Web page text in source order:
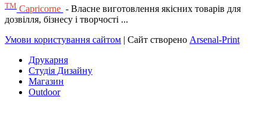
ТМ Capricorne - Власне виготовлення якісних товарів для
дозвілля, бізнесу і творчості ...
Умови користування сайтом | Сайт створено Arsenal-Print
Друкарня
Студія Дизайну
Магазин
Outdoor